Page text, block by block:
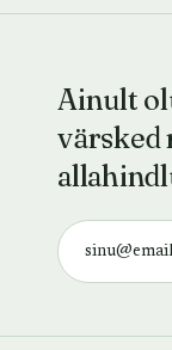
Ainult
värsked